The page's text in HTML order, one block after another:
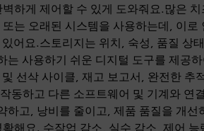
하게 제어할 수 있게 도와줘요.많은
는 오래된 시스템을 사용하는데, 이로
어요.스토리지는 위치, 숙성, 품질 상
는 사용하기 쉬운 디지털 도구를 제공
선삭 사이클, 재고 보고서, 완전한 추
동하고 다른 소프트웨어 및 기계와 연
하고, 낭비를 줄이고, 제품 품질을 개선
해요. 수작업 감소, 실수 감소, 제어 능